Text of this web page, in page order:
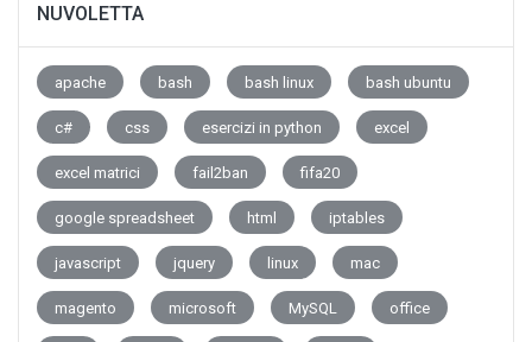
NUVOLETTA
apache bash bash linux bash ubuntu
c# css esercizi in python excel
excel matrici fail2ban fifa20
google spreadsheet html iptables
javascript jquery linux mac
magento microsoft MySQL office